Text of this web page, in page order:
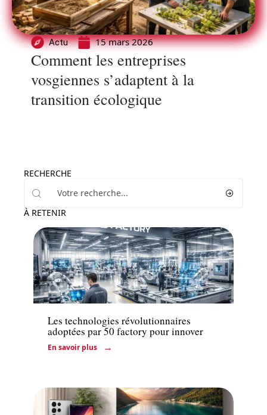
Actu 15 mars 2026
Comment les entreprises
vosgiennes s’adaptent à la
transition écologique
RECHERCHE
À RETENIR
Actu
Les technologies révolutionnaires
adoptées par 50 factory pour innover
En savoir plus